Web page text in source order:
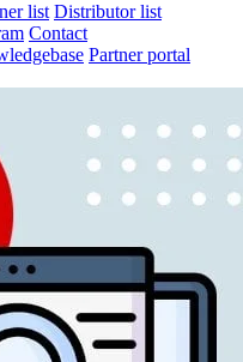
list Distributor list
Contact
Partner portal